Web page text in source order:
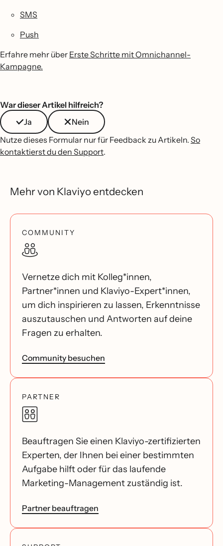
SMS
Push
Erfahre mehr über Erste Schritte mit Omnichannel-
Kampagne.
War dieser Artikel hilfreich?
Ja
Nein
Nutze dieses Formular nur für Feedback zu Artikeln. So
kontaktierst du den Support.
Mehr von Klaviyo entdecken
COMMUNITY
Vernetze dich mit Kolleg*innen,
Partner*innen und Klaviyo-Expert*innen,
um dich inspirieren zu lassen, Erkenntnisse
auszutauschen und Antworten auf deine
Fragen zu erhalten.
Community besuchen
PARTNER
Beauftragen Sie einen Klaviyo-zertifizierten
Experten, der Ihnen bei einer bestimmten
Aufgabe hilft oder für das laufende
Marketing-Management zuständig ist.
Partner beauftragen